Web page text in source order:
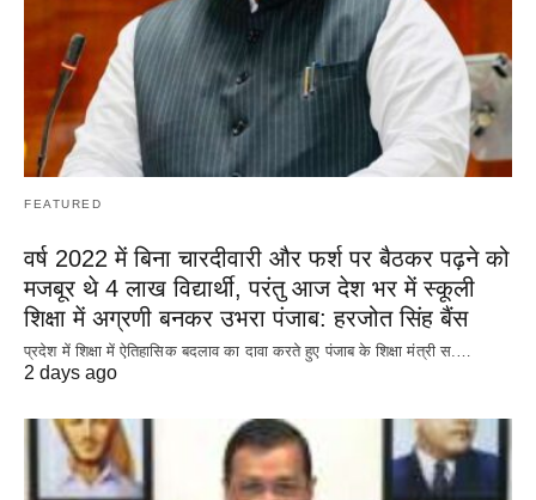
FEATURED
वर्ष 2022 में बिना चारदीवारी और फर्श पर बैठकर पढ़ने को
मजबूर थे 4 लाख विद्यार्थी, परंतु आज देश भर में स्कूली
शिक्षा में अग्रणी बनकर उभरा पंजाब: हरजोत सिंह बैंस
प्रदेश में शिक्षा में ऐतिहासिक बदलाव का दावा करते हुए पंजाब के शिक्षा मंत्री स.…
2 days ago